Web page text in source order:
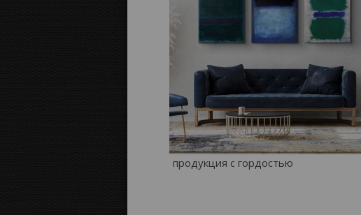
продукция с гордостью